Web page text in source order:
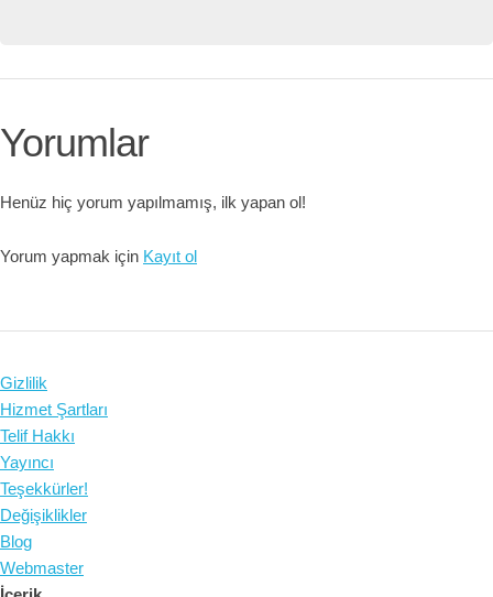
Yorumlar
Henüz hiç yorum yapılmamış, ilk yapan ol!
Yorum yapmak için Kayıt ol
Gizlilik
Hizmet Şartları
Telif Hakkı
Yayıncı
Teşekkürler!
Değişiklikler
Blog
Webmaster